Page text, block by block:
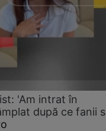
'Am intrat în
după ce fanii